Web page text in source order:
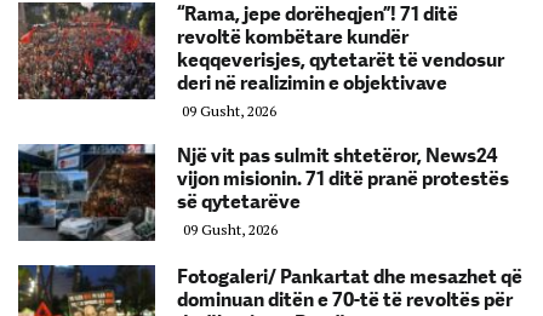
“Rama, jepe dorëheqjen”! 71 ditë
revoltë kombëtare kundër
keqqeverisjes, qytetarët të vendosur
deri në realizimin e objektivave
09 Gusht, 2026
Një vit pas sulmit shtetëror, News24
vijon misionin. 71 ditë pranë protestës
së qytetarëve
09 Gusht, 2026
Fotogaleri/ Pankartat dhe mesazhet që
dominuan ditën e 70-të të revoltës për